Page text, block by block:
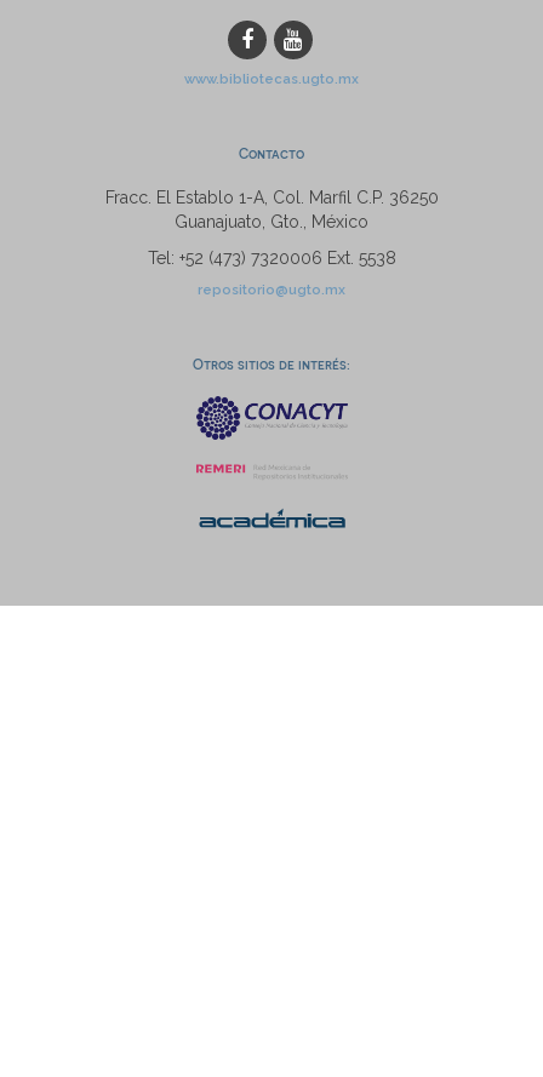
www.bibliotecas.ugto.mx
Contacto
Fracc. El Establo 1-A, Col. Marfil C.P. 36250
Guanajuato, Gto., México
Tel: +52 (473) 7320006 Ext. 5538
repositorio@ugto.mx
Otros sitios de interés: